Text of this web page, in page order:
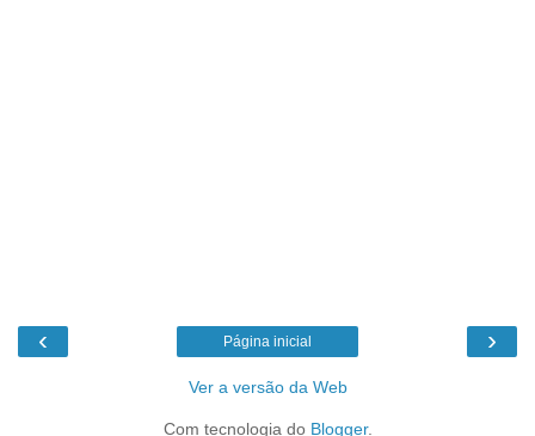
‹ ›
Página inicial
Ver a versão da Web
Com tecnologia do Blogger.